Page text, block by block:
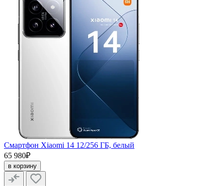
Смартфон Xiaomi 14 12/256 ГБ, белый
65 980₽
в корзину